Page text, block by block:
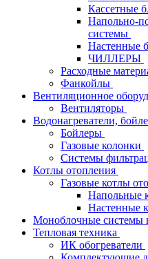
Кассетные
Напольно-
системы
Настенные
ЧИЛЛЕРЫ
Расходные
Фанкойлы
Вентиляционное
Вентиляторы
Водонагреватели,
Бойлеры
Газовые колонки
Системы
Котлы отопления
Газовые котлы
Напольные
Настенные
Моноблочные системы
Тепловая техника
ИК обогреватели